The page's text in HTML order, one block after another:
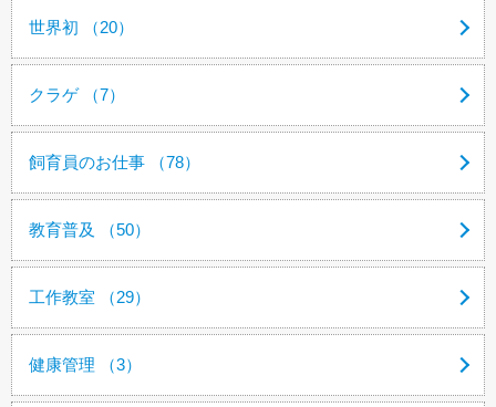
世界初 （20）
クラゲ （7）
飼育員のお仕事 （78）
教育普及 （50）
工作教室 （29）
健康管理 （3）